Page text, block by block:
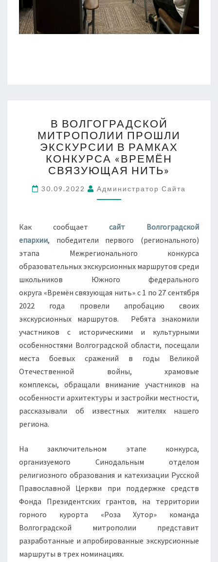
ВОЛГОГРАДСКОЙ
МИТРОПОЛИИ
ПРОШЛИ
ЭКСКУРСИИ
В
РАМКАХ
КОНКУРСА
«ВРЕМЁН
В ВОЛГОГРАДСКОЙ
МИТРОПОЛИИ ПРОШЛИ
ЭКСКУРСИИ В РАМКАХ
КОНКУРСА «ВРЕМЁН
СВЯЗУЮЩАЯ НИТЬ»
30.09.2022 Администратор Сайта
Как сообщаетсайт Волгоградской
епархии, победители первого (регионального)
этапа Межрегионального конкурса
образовательных экскурсионных маршрутов среди
школьников Южного федерального
округа «Времён связующая нить» с 1 по 27 сентября
2022 года провели апробацию своих
экскурсионных маршрутов. Ребята знакомили
участников с историческими и культурными
особенностями Волгоградской области, посещали
места боевых сражений в годы Великой
Отечественной войны, храмовые
комплексы, обращали внимание участников на
особенности архитектуры и застройки местности,
рассказывали об известных жителях нашего
региона.
На заключительном этапе конкурса,
организуемого Синодальным отделом
религиозного образования и катехизации Русской
Православной Церкви при поддержке средств
Фонда Президентских грантов, на территории
горного курорта «Роза Хутор» команда
Волгоградской митрополии представит
разработанные и апробированные экскурсионные
маршруты в трех номинациях.